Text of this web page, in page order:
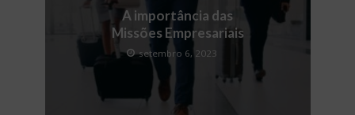
A importância das
Missões Empresariais
setembro 6, 2023